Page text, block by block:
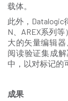
载体。
此外，Datalogic
N、AREX系列
大的矢量编辑器
阅读验证集成
中，以对标记的
成果